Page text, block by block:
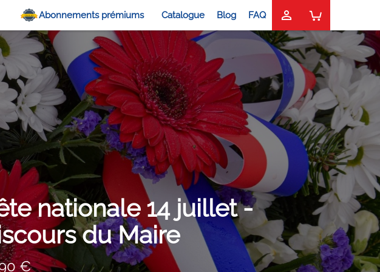
Abonnements prémiums Catalogue Blog FAQ 
nationale 14 juillet -
du Maire
€